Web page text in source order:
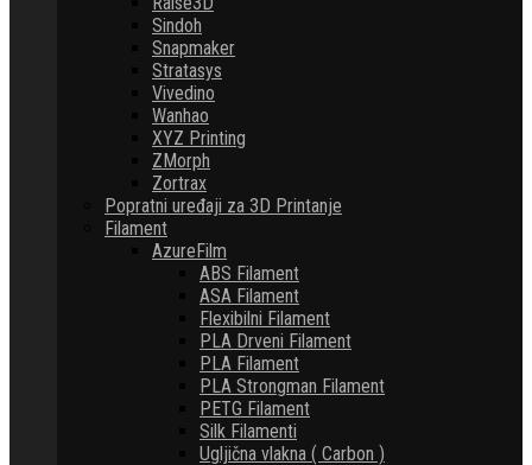
Sindoh
Snapmaker
Stratasys
Vivedino
Wanhao
XYZ Printing
ZMorph
Zortrax
Popratni uređaji za 3D Printanje
Filament
AzureFilm
ABS Filament
ASA Filament
Flexibilni Filament
PLA Drveni Filament
PLA Filament
PLA Strongman Filament
PETG Filament
Silk Filamenti
Ugljična vlakna ( Carbon )